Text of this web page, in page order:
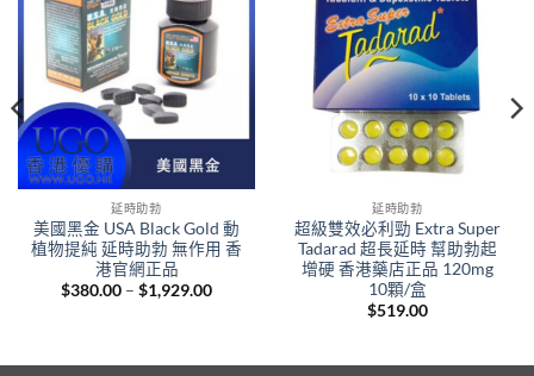
延時助勃
美國黑金 USA Black Gold 動
植物提純 延時助勃 無作用 香
港官網正品
$380.00 – $1,929.00Price
延時助勃
超級雙效必利勁 Extra Super
Tadarad 超長延時 幫助勃起
增硬 香港藥店正品 120mg
10顆/盒
$519.00